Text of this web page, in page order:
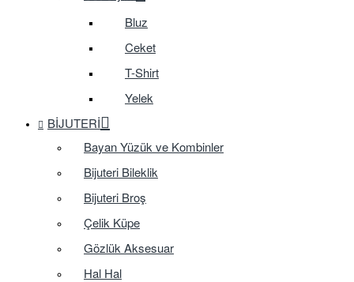
Bluz
Ceket
T-Shirt
Yelek
BIJUTERI
Bayan Yüzük ve Kombinler
Bijuteri Bileklik
Bijuteri Broş
Çelik Küpe
Gözlük Aksesuar
Hal Hal